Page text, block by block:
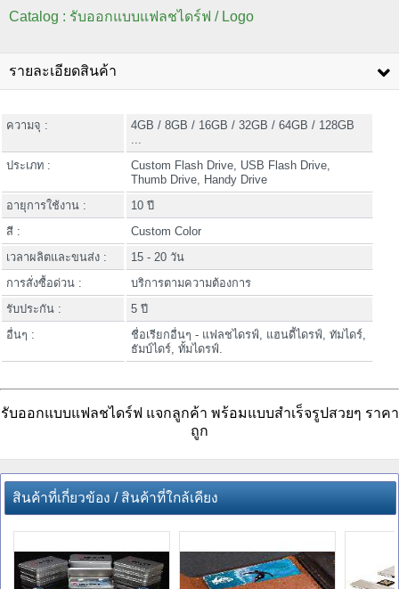
Catalog : รับออกแบบแฟลชไดร์ฟ / Logo
รายละเอียดสินค้า
ความจุ :
4GB / 8GB / 16GB / 32GB / 64GB / 128GB
...
ประเภท :
Custom Flash Drive, USB Flash Drive,
Thumb Drive, Handy Drive
อายุการใช้งาน :
10 ปี
สี :
Custom Color
เวลาผลิตและขนส่ง :
15 - 20 วัน
การสั่งซื้อด่วน :
บริการตามความต้องการ
รับประกัน :
5 ปี
อื่นๆ :
ชื่อเรียกอื่นๆ - แฟลชไดรฟ์, แฮนดี้ไดรฟ์, ทัมไดร์,
ธัมบ์ไดร์, ทั้มไดรฟ์.
รับออกแบบแฟลชไดร์ฟ แจกลูกค้า พร้อมแบบสำเร็จรูปสวยๆ ราคา
ถูก
สินค้าที่เกี่ยวข้อง / สินค้าที่ใกล้เคียง